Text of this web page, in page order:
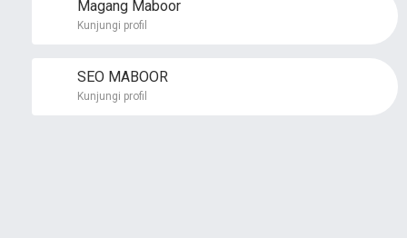
Magang Maboor
Kunjungi profil
SEO MABOOR
Kunjungi profil